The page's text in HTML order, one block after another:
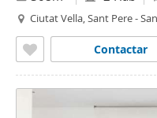
Ciutat Vella, Sant Pere -
Contactar